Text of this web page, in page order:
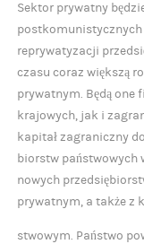
Sektor prywatny
reprywatyzacji
czasu coraz większą
prywatnym. Będą one
krajowych, jak i
kapitał zagraniczny
biorstw państwowych
nowych
prywatnym, a także z
stwowym. Państwo